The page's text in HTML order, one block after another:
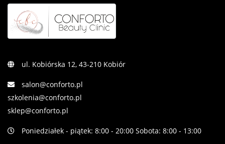
ul. Kobiórska 12, 43-210 Kobiór
salon@conforto.pl
szkolenia@conforto.pl
sklep@conforto.pl
Poniedziałek - piątek: 8:00 - 20:00 Sobota: 8:00 - 13:00